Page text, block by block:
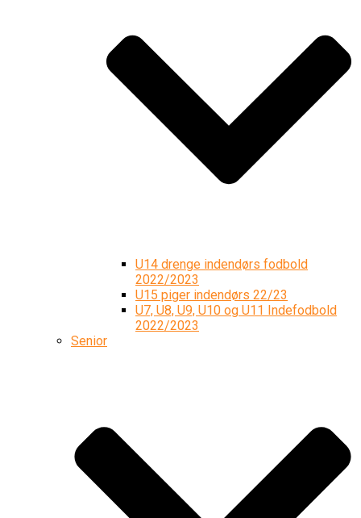
U14 drenge indendørs fodbold
2022/2023
U15 piger indendørs 22/23
U7, U8, U9, U10 og U11 Indefodbold
2022/2023
Senior